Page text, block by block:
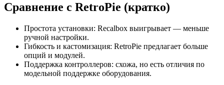
Сравнение с RetroPie (кратко)
Простота установки: Recalbox выигрывает — меньше
ручной настройки.
Гибкость и кастомизация: RetroPie предлагает больше
опций и модулей.
Поддержка контроллеров: схожа, но есть отличия по
модельной поддержке оборудования.